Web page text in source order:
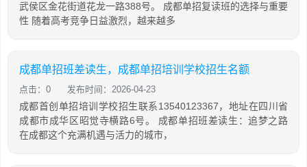
武侯区金花街道花龙一路388号。 成都单招复读班的选择与重要
性 随着高考竞争日益激烈，越来越多
成都单招班差读生，成都单招培训学校招生名额
点击：0 发布时间：2026-04-23
成都首创单招培训学校招生联系13540123367，地址在四川省
成都市成华区昭觉寺横路6号。 成都单招班差读生：追梦之路
在成都这个充满机遇与活力的城市，